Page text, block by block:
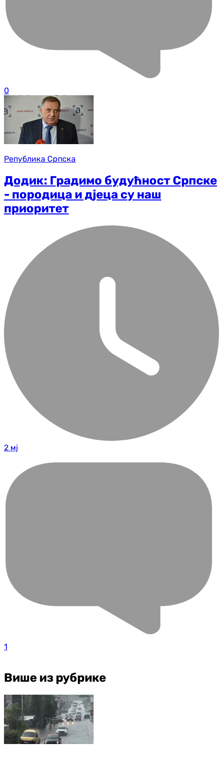
0
Република Српска
Додик: Градимо будућност Српске
- породица и дјеца су наш
приоритет
2 мј
1
Више из рубрике